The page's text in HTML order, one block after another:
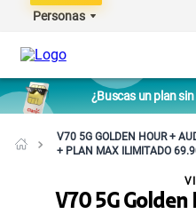
Personas
¿Buscas un plan
V70 5G GOLDEN HOUR +
+ PLAN MAX ILIMITADO
V70 5G